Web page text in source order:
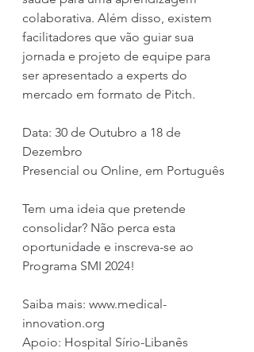
colaborativa. Além disso, existem
facilitadores que vão guiar sua
jornada e projeto de equipe para
ser apresentado a experts do
mercado em formato de Pitch.
Data: 30 de Outubro a 18 de
Dezembro
Presencial ou Online, em Português
Tem uma ideia que pretende
consolidar? Não perca esta
oportunidade e inscreva-se ao
Programa SMI 2024!
Saiba mais: www.medical-
innovation.org
Apoio: Hospital Sírio-Libanês